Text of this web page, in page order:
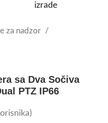
za nadzor
sa Dva Sočiva
PTZ IP66